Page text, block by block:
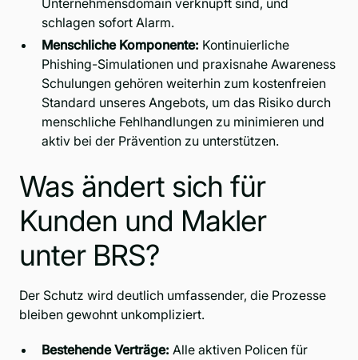
Unternehmensdomain verknüpft sind, und
schlagen sofort Alarm.
Menschliche Komponente: Kontinuierliche
Phishing-Simulationen und praxisnahe Awareness
Schulungen gehören weiterhin zum kostenfreien
Standard unseres Angebots, um das Risiko durch
menschliche Fehlhandlungen zu minimieren und
aktiv bei der Prävention zu unterstützen.
Was ändert sich für
Kunden und Makler
unter BRS?
Der Schutz wird deutlich umfassender, die Prozesse
bleiben gewohnt unkompliziert.
Bestehende Verträge: Alle aktiven Policen für